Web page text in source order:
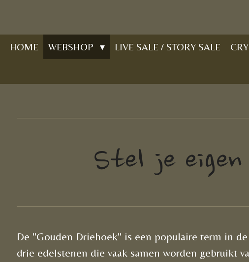
naar
HOME WEBSHOP LIVE SALE / STORY SALE
Stel je eigen
De "Gouden Driehoek" is een populaire term in
drie edelstenen die vaak samen worden gebruikt